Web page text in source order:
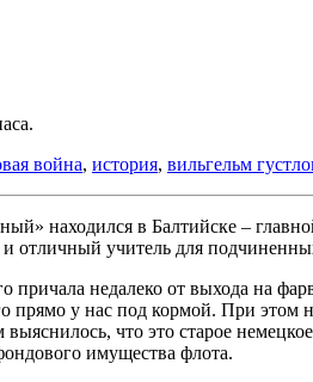
война, история, вильгельм
находился в Балтийске –
отличный учитель для
недалеко от выхода на
прямо у нас под кормой. При
что это старое
имущества флота.